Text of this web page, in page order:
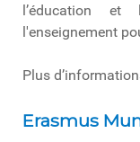
l’éducation
l'enseignement
Plus
Erasmus